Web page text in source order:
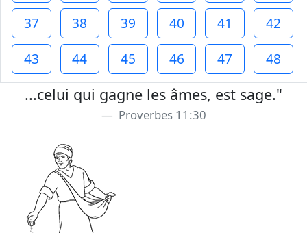
37
38 39 40 41
42
43
44 45 46 47 48
...celui qui gagne les âmes, est sage."
Proverbes 11:30